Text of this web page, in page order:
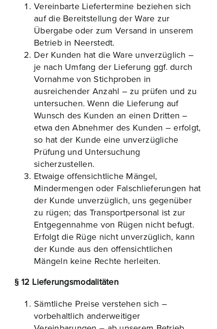
Vereinbarte Liefertermine beziehen sich
auf die Bereitstellung der Ware zur
Übergabe oder zum Versand in unserem
Betrieb in Neerstedt.
Der Kunden hat die Ware unverzüglich –
je nach Umfang der Lieferung ggf. durch
Vornahme von Stichproben in
ausreichender Anzahl – zu prüfen und zu
untersuchen. Wenn die Lieferung auf
Wunsch des Kunden an einen Dritten –
etwa den Abnehmer des Kunden – erfolgt,
so hat der Kunde eine unverzügliche
Prüfung und Untersuchung
sicherzustellen.
Etwaige offensichtliche Mängel,
Mindermengen oder Falschlieferungen hat
der Kunde unverzüglich, uns gegenüber
zu rügen; das Transportpersonal ist zur
Entgegennahme von Rügen nicht befugt.
Erfolgt die Rüge nicht unverzüglich, kann
der Kunde aus den offensichtlichen
Mängeln keine Rechte herleiten.
§ 12 Lieferungsmodalitäten
Sämtliche Preise verstehen sich –
vorbehaltlich anderweitiger